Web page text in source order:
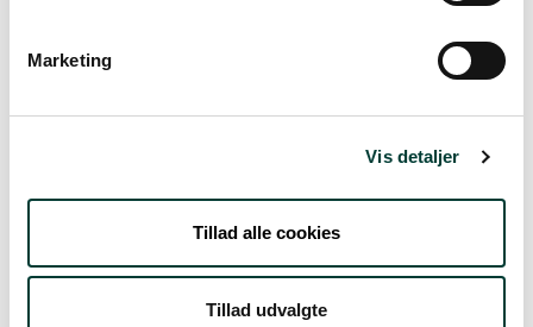
Marketing
Vis detaljer
Tillad alle cookies
Tillad udvalgte